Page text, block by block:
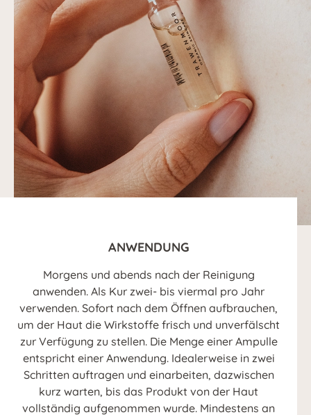
ANWENDUNG
Morgens und abends nach der Reinigung
anwenden. Als Kur zwei- bis viermal pro Jahr
verwenden. Sofort nach dem Öffnen aufbrauchen,
um der Haut die Wirkstoffe frisch und unverfälscht
zur Verfügung zu stellen. Die Menge einer Ampulle
entspricht einer Anwendung. Idealerweise in zwei
Schritten auftragen und einarbeiten, dazwischen
kurz warten, bis das Produkt von der Haut
vollständig aufgenommen wurde. Mindestens an